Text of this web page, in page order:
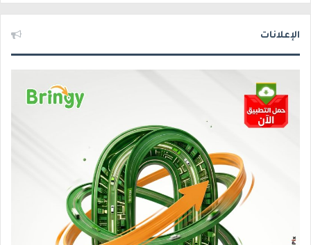
الإعلانات